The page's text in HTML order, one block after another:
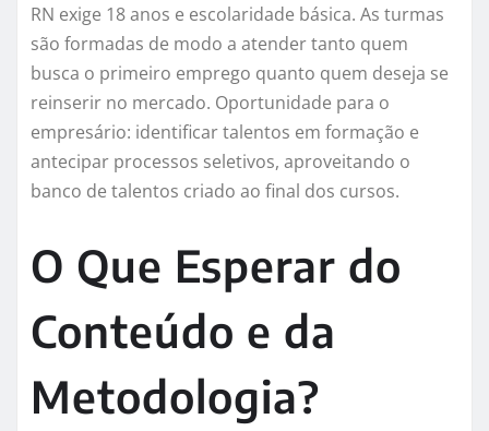
RN exige 18 anos e escolaridade básica. As turmas
são formadas de modo a atender tanto quem
busca o primeiro emprego quanto quem deseja se
reinserir no mercado. Oportunidade para o
empresário: identificar talentos em formação e
antecipar processos seletivos, aproveitando o
banco de talentos criado ao final dos cursos.
O Que Esperar do
Conteúdo e da
Metodologia?